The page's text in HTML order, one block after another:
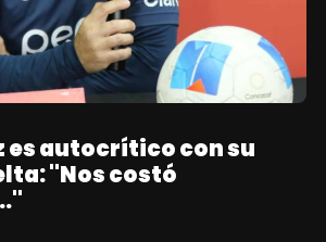
es autocrítico con su
"Nos costó